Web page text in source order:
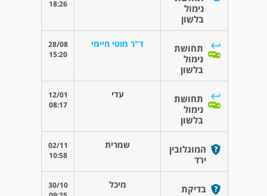
נימול
בלשון
18:26
תחושת
נימול
בלשון
ד"ר מוטי חיימי
28/08
15:20
תחושת
נימול
בלשון
עדי
12/01
08:17
המוגלובין
ירד
שמרית
02/11
10:58
בדיקת
מיכל
30/10